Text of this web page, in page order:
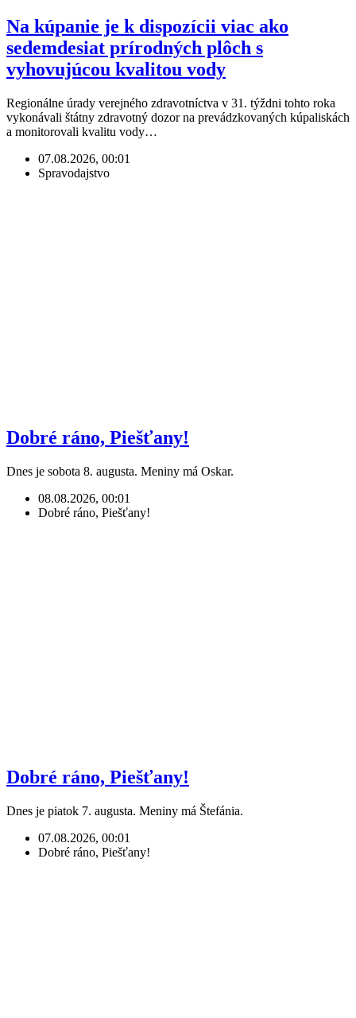
Na kúpanie je k dispozícii viac ako
sedemdesiat prírodných plôch s
vyhovujúcou kvalitou vody
Regionálne úrady verejného zdravotníctva v 31. týždni tohto roka
vykonávali štátny zdravotný dozor na prevádzkovaných kúpaliskách
a monitorovali kvalitu vody…
07.08.2026, 00:01
Spravodajstvo
Dobré ráno, Piešťany!
Dnes je sobota 8. augusta. Meniny má Oskar.
08.08.2026, 00:01
Dobré ráno, Piešťany!
Dobré ráno, Piešťany!
Dnes je piatok 7. augusta. Meniny má Štefánia.
07.08.2026, 00:01
Dobré ráno, Piešťany!